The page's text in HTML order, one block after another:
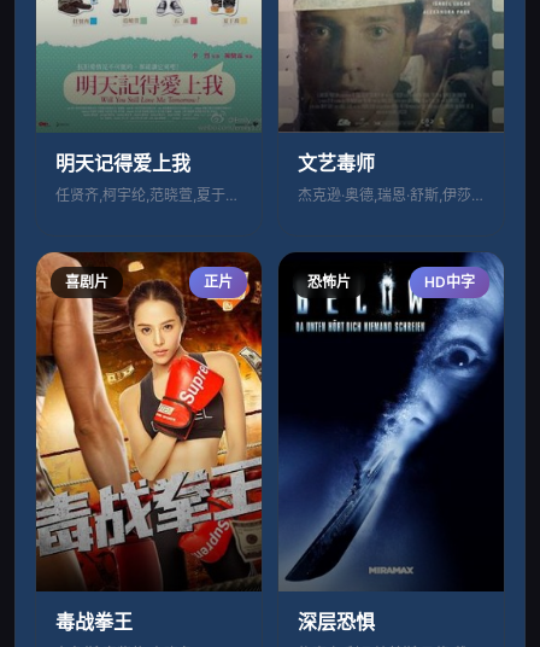
明天记得爱上我
任贤齐,柯宇纶,范晓萱,夏于乔,石锦航,
文艺毒师
杰克逊·奥德,瑞恩·舒斯,伊莎贝尔·卢卡
喜剧片 正片
毒战拳王
恐怖片 HD中字
深层恐惧